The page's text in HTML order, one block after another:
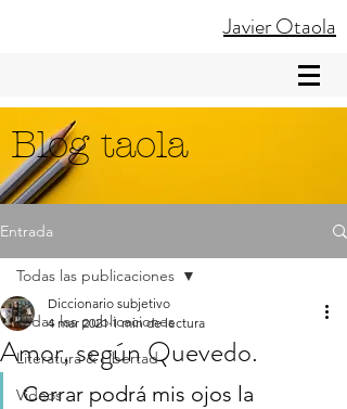
Javier Otaola
Blog taola
Entrada
Todas las publicaciones
Literatura & Libertad
Videos
Todas las publicaciones
Amor, según Quevedo.
Diccionario subjetivo
4 mar 2021 1 min de lectura
Cerrar podrá mis ojos la